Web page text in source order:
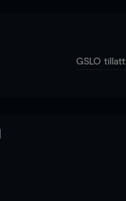
GSLO tillatt